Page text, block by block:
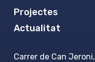
Projectes
Actualitat
Carrer de Can Jeroni,